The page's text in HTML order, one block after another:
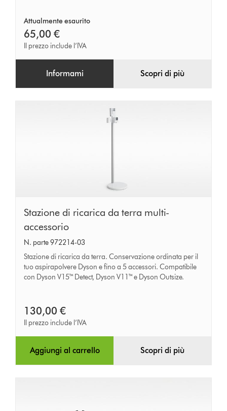
Attualmente esaurito
65,00 €
Il prezzo include l’IVA
Informami Scopri di più
Stazione
di
ricarica
da
terra
multi-
Stazione di ricarica da terra multi-
accessorio
N. parte 972214-03
Stazione di ricarica da terra. Conservazione ordinata per il
tuo aspirapolvere Dyson e fino a 5 accessori. Compatibile
con Dyson V15™ Detect, Dyson V11™ e Dyson Outsize.
130,00 €
Il prezzo include l’IVA
Aggiungi al carrello Scopri di più